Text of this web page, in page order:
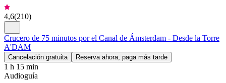
4,6(210)
Crucero de 75 minutos por el Canal de Ámsterdam - Desde la Torre
A'DAM
Cancelación gratuita Reserva ahora, paga más tarde
1 h 15 min
Audioguía